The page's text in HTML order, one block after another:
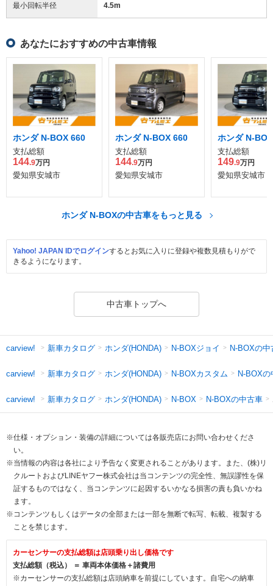
最小回転半径 4.5m
あなたにおすすめの中古車情報
ホンダ N-BOX 660
支払総額
144.9万円
愛知県安城市
ホンダ N-BOX 660
支払総額
144.9万円
愛知県安城市
ホンダ N-
支払総額
149.9万円
愛知県安城市
ホンダ N-BOXの中古車をもっと見る
Yahoo! JAPAN IDでログインするとお気に入りに登録や複数見積もりがで
きるようになります。
中古車トップへ
carview! 新車カタログ ホンダ(HONDA) N-BOXジョイ N-BOXの中
carview! 新車カタログ ホンダ(HONDA) N-BOXカスタム N-BOXの
carview! 新車カタログ ホンダ(HONDA) N-BOX N-BOXの中古車
※仕様・オプション・装備の詳細については各販売店にお問い合わせくださ
い。
※当情報の内容は各社により予告なく変更されることがあります。また、(株)リ
クルートおよびLINEヤフー株式会社は当コンテンツの完全性、無誤謬性を保
証するものではなく、当コンテンツに起因するいかなる損害の責も負いかね
ます。
※コンテンツもしくはデータの全部または一部を無断で転写、転載、複製する
ことを禁じます。
カーセンサーの支払総額は店頭乗り出し価格です
支払総額（税込） ＝ 車両本体価格＋諸費用
※カーセンサーの支払総額は店頭納車を前提にしています。自宅への納車